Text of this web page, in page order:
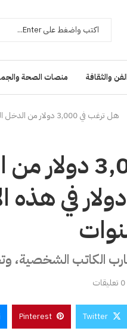
والثقافة منصات الصحة
هل ترغب في 3,000 دولار من الدخل الس passif؟ استثمر 15,000 دولار في هذه الأسهم ذات الأرباح السخية وانتظر لمدة 6 سنوات
استثمر 15,000
الكاتب الشخصية،
0 تعليقات
Twitter
Pinterest